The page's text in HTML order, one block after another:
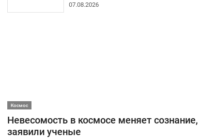
07.08.2026
Космос
Невесомость в космосе меняет сознание,
заявили ученые